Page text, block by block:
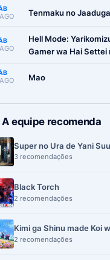
Tenmaku no
Hell Mode:
Gamer wa Hai Settei
Mao
A equipe recomenda
Super no Ura de Yani
3 recomendações
Black Torch
2 recomendações
Kimi ga Shinu made Koi
2 recomendações